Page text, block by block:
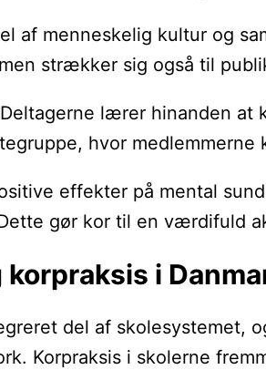
af menneskelig kultur og
strækker sig også til
lærer hinanden
hvor
effekter på mental
gør kor til en værdifuld
i
del af skolesystemet,
Korpraksis i skolerne